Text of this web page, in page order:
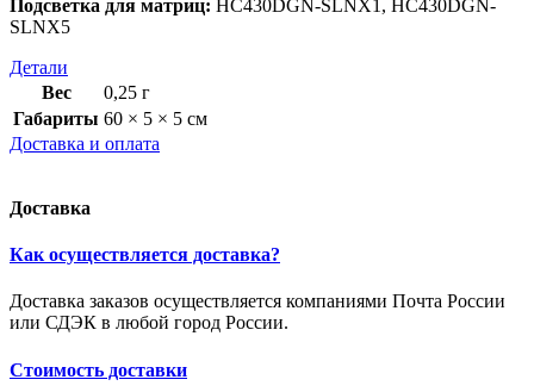
Подсветка для матриц: HC430DGN-SLNX1, HC430DGN-
SLNX5
Детали
Вес
0,25 г
Габариты 60 × 5 × 5 см
Доставка и оплата
Доставка
Как осуществляется доставка?
Доставка заказов осуществляется компаниями Почта России
или СДЭК в любой город России.
Стоимость доставки